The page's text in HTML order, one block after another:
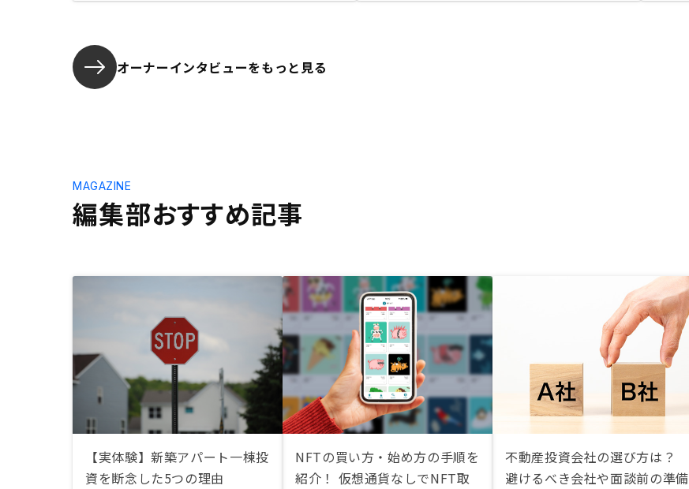
オーナーインタビューをもっと見る
編集部おすすめ記事
MAGAZINE
【実体験】新築アパート一棟投
資を断念した5つの理由
NFTの買い方・始め方の手順を
紹介！ 仮想通貨なしでNFT取
不動産投資会社の選び方は？
避けるべき会社や面談前の準備